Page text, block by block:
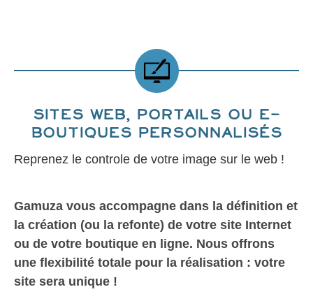
Sites web, portails ou e-
boutiques personnalisés
Reprenez le controle de votre image sur le web !
Gamuza vous accompagne dans la définition et
la création (ou la refonte) de votre site Internet
ou de votre boutique en ligne. Nous offrons
une flexibilité totale pour la réalisation : votre
site sera unique !